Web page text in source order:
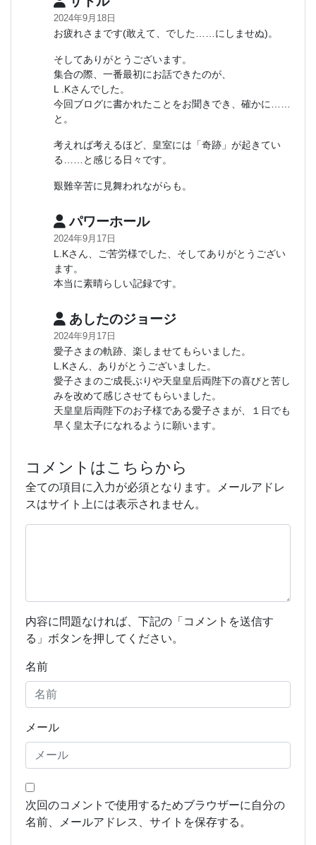
2024年9月18日
お疲れさまです(敢えて、でした……にしませぬ)。
そしてありがとうございます。
集合の際、一番最初にお話できたのが、
L .Kさんでした。
今回ブログに書かれたことをお聞きでき、確かに……
と。
考えれば考えるほど、皇室には「奇跡」が起きてい
る……と感じる日々です。
艱難辛苦に見舞われながらも。
パワーホール
2024年9月17日
L.Kさん、ご苦労様でした、そしてありがとうござい
ます。
本当に素晴らしい記録です。
あしたのジョージ
2024年9月17日
愛子さまの軌跡、楽しませてもらいました。
L.Kさん、ありがとうございました。
愛子さまのご成長ぶりや天皇皇后両陛下の喜びと苦し
みを改めて感じさせてもらいました。
天皇皇后両陛下のお子様である愛子さまが、１日でも
早く皇太子になれるように願います。
コメントはこちらから
全ての項目に入力が必須となります。メールアドレ
スはサイト上には表示されません。
内容に問題なければ、下記の「コメントを送信す
る」ボタンを押してください。
名前
メール
次回のコメントで使用するためブラウザーに自分の
名前、メールアドレス、サイトを保存する。